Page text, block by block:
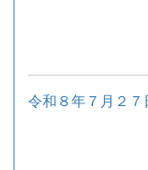
令和８年７月２７